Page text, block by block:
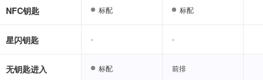
NFC钥匙 标配 标配
星闪钥匙 - -
无钥匙进入 标配 前排
标配 标配
- -
标配 前排